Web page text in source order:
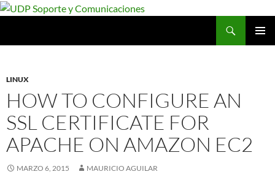
Saltar
LINUX
HOW TO CONFIGURE AN
SSL CERTIFICATE FOR
APACHE ON AMAZON EC2
MARZO 6, 2015 MAURICIO AGUILAR